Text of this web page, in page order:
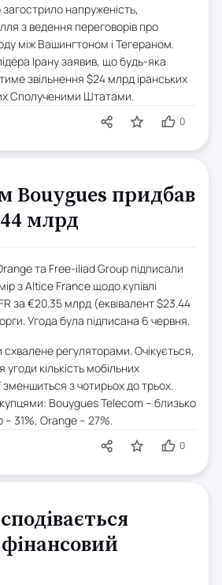
напруженість,
з ведення переговорів про
між Вашингтоном і Тегераном.
Ірану заявив, що будь-яка
звільнення $24 млрд іранських
Сполученими Штатами.
0
Bouygues придбав
млрд
та Free-iliad Group підписали
з Altice France щодо купівлі
за €20.35 млрд (еквівалент $23.44
Угода була підписана 6 червня.
регуляторами. Очікується,
кількість мобільних
зменшиться з чотирьох до трьох.
Bouygues Telecom – близько
31%, Orange – 27%.
0